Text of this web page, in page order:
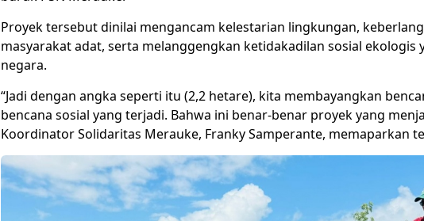
Proyek tersebut dinilai mengancam kelestarian lingkungan,
masyarakat adat, serta melanggengkan ketidakadilan sosial ekologis
negara.
“Jadi dengan angka seperti itu (2,2 hetare), kita membayangkan
bencana sosial yang terjadi. Bahwa ini benar-benar proyek yang
Koordinator Solidaritas Merauke, Franky Samperante, memaparkan